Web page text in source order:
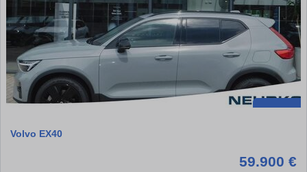
Volvo EX40
59.900 €